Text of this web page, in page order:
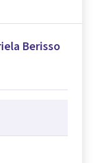
Berisso